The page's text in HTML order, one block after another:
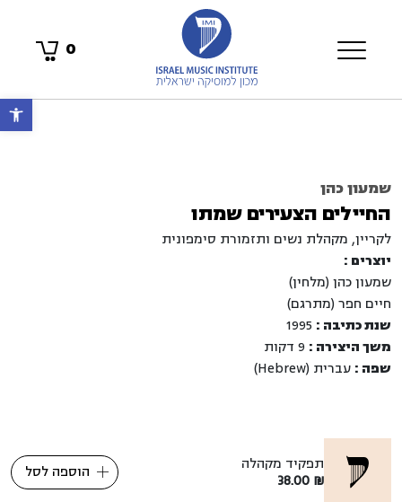
0
שמעון כהן
החיילים הצעירים שמתו
לקריין, מקהלת נשים ותזמורת סימפונית
יוצרים :
שמעון כהן (מלחין)
חיים חפר (מתרגם)
שנת כתיבה :
משך היצירה :
שפה : עברית (Hebrew)
תפקיד מקהלה
38.00 ₪ הוספה לסל